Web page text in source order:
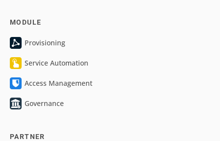
MODULE
Provisioning
Service Automation
Access Management
Governance
PARTNER